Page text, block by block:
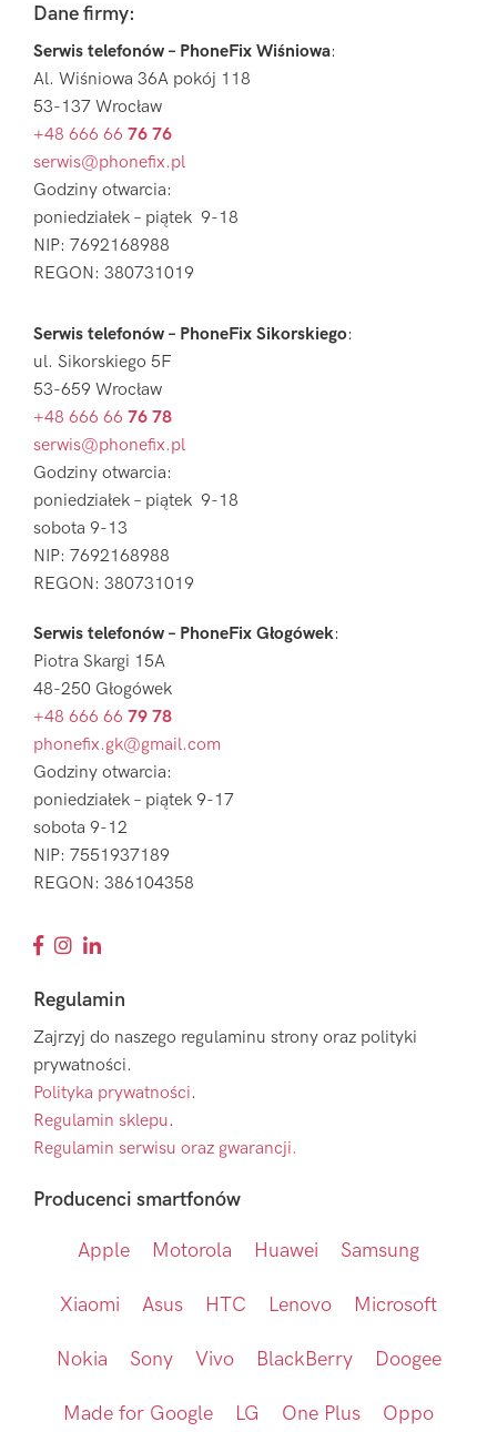
FooterDane firmy:
Serwis telefonów – PhoneFix Wiśniowa:
Al. Wiśniowa 36A pokój 118
53-137 Wrocław
+48 666 66 76 76
serwis@phonefix.pl
Godziny otwarcia:
poniedziałek – piątek 9-18
NIP: 7692168988
REGON: 380731019
Serwis telefonów – PhoneFix Sikorskiego:
ul. Sikorskiego 5F
53-659 Wrocław
+48 666 66 76 78
serwis@phonefix.pl
Godziny otwarcia:
poniedziałek – piątek 9-18
sobota 9-13
NIP: 7692168988
REGON: 380731019
Serwis telefonów – PhoneFix Głogówek:
Piotra Skargi 15A
48-250 Głogówek
+48 666 66 79 78
phonefix.gk@gmail.com
Godziny otwarcia:
poniedziałek – piątek 9-17
sobota 9-12
NIP: 7551937189
REGON: 386104358
Regulamin
Zajrzyj do naszego regulaminu strony oraz polityki
prywatności.
Polityka prywatności.
Regulamin sklepu.
Regulamin serwisu oraz gwarancji.
Producenci smartfonów
Apple Motorola Huawei Samsung
Xiaomi Asus HTC Lenovo Microsoft
Nokia Sony Vivo BlackBerry Doogee
Made for Google LG One Plus Oppo